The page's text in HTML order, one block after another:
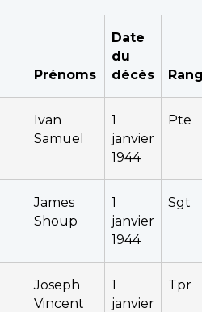
Prénoms
Date
du
décès
Ivan
Samuel
1
janvier
1944
Pte
James
Shoup
1
janvier
1944
Sgt
Joseph
Vincent
1
janvier
Tpr